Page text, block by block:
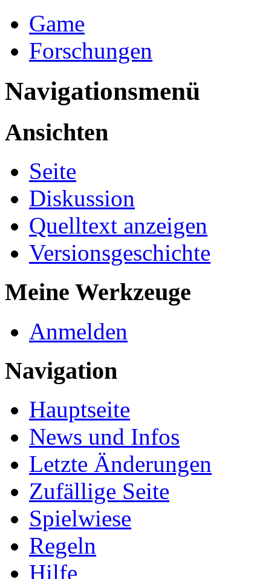
Game
Forschungen
Navigationsmenü
Ansichten
Seite
Diskussion
Quelltext anzeigen
Versionsgeschichte
Meine Werkzeuge
Anmelden
Navigation
Hauptseite
News und Infos
Letzte Änderungen
Zufällige Seite
Spielwiese
Regeln
Hilfe